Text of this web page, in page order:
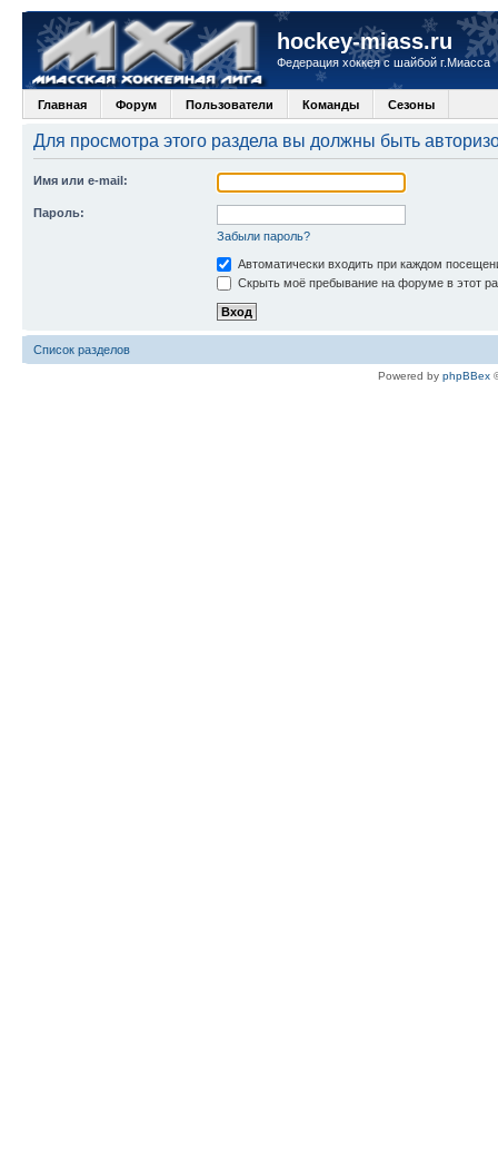
hockey-miass.ru
Федерация хоккея с шайбой г.Миасса
Главная Форум Пользователи Команды Сезоны
Для просмотра этого раздела вы должны быть
Имя или e-mail:
Пароль:
Забыли пароль?
Автоматически входить при каждом
Скрыть моё пребывание на форуме в этот
Список разделов
Powered by phpBBex